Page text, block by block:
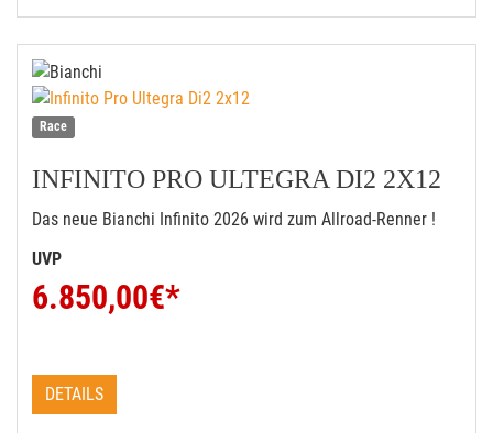
Race
INFINITO PRO ULTEGRA DI2 2X12
Das neue Bianchi Infinito 2026 wird zum Allroad-Renner !
UVP
6.850,00€*
DETAILS